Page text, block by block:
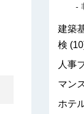
建築
検
人事
マン
ホテ